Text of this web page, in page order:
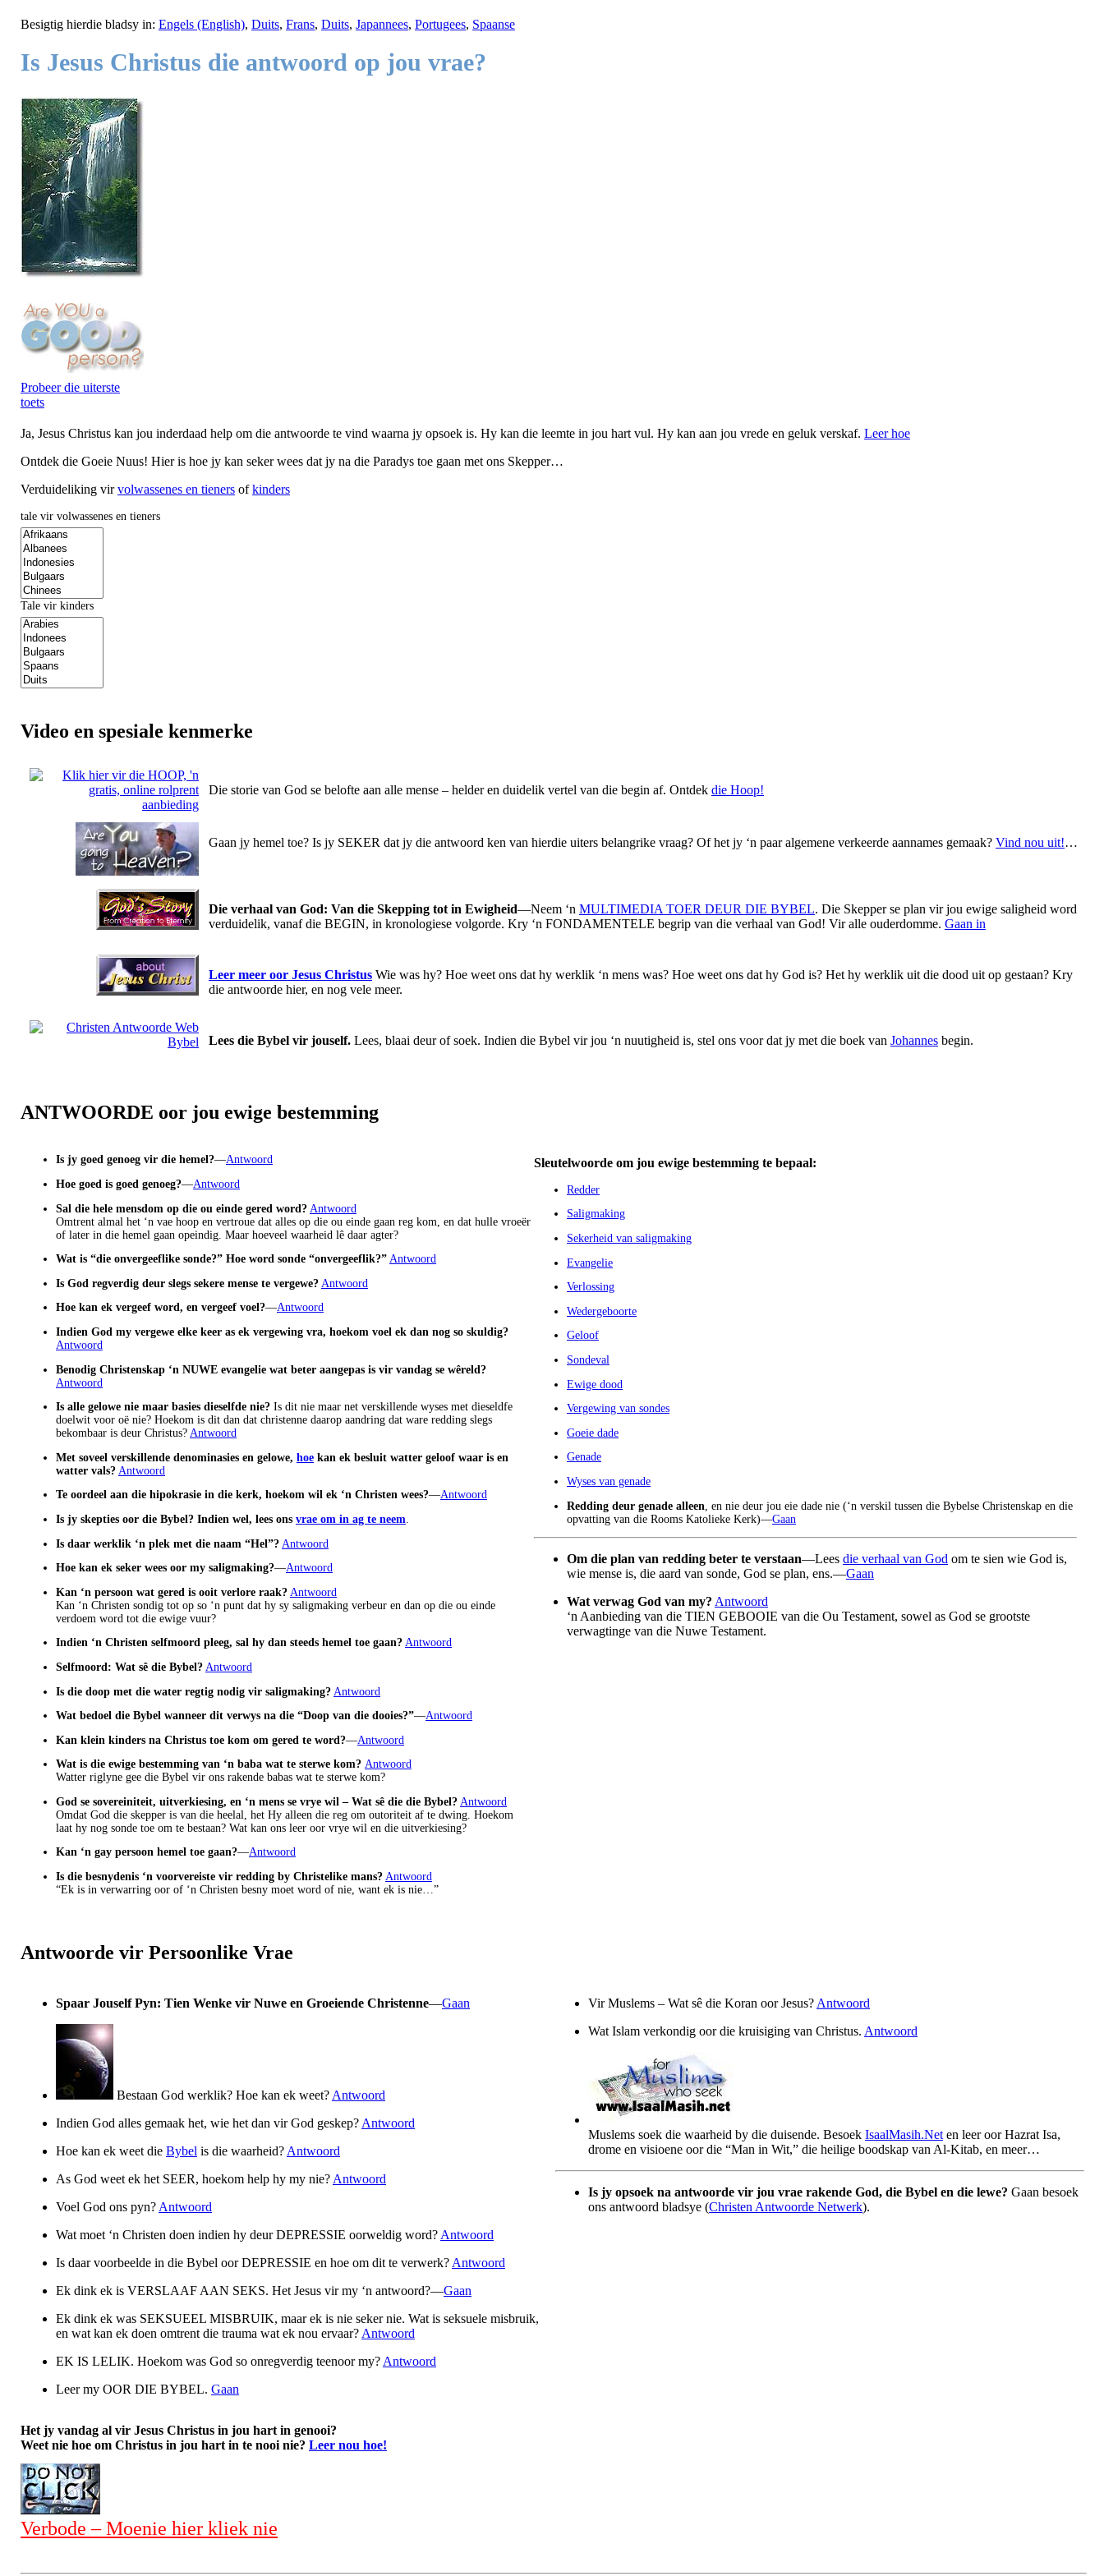
Besigtig hierdie bladsy in: Engels (English), Duits, Frans, Duits, Japannees, Portugees, Spaanse
Is Jesus Christus die antwoord op jou vrae?
Probeer die uiterste
toets
Ja, Jesus Christus kan jou inderdaad help om die antwoorde te vind waarna jy opsoek is. Hy kan die leemte in jou hart vul. Hy kan aan jou vrede en geluk verskaf. Leer hoe
Ontdek die Goeie Nuus! Hier is hoe jy kan seker wees dat jy na die Paradys toe gaan met ons Skepper…
Verduideliking virvolwassenes en tieners ofkinders
tale vir volwassenes en tieners
Tale vir kinders
Video en spesiale kenmerke
Die storie van God se belofte aan alle mense – helder en duidelik vertel van die begin af. Ontdek die Hoop!
Gaan jy hemel toe? Is jy SEKER dat jy die antwoord ken van hierdie uiters belangrike vraag? Of het jy ‘n paar algemene verkeerde aannames gemaak? Vind nou uit!…
Die verhaal van God: Van die Skepping tot in Ewigheid—Neem ‘n MULTIMEDIA TOER DEUR DIE BYBEL. Die Skepper se plan vir jou ewige saligheid word
verduidelik, vanaf die BEGIN, in kronologiese volgorde. Kry ‘n FONDAMENTELE begrip van die verhaal van God! Vir alle ouderdomme. Gaan in
Leer meer oor Jesus Christus Wie was hy? Hoe weet ons dat hy werklik ‘n mens was? Hoe weet ons dat hy God is? Het hy werklik uit die dood uit op gestaan? Kry
die antwoorde hier, en nog vele meer.
Lees die Bybel vir jouself. Lees, blaai deur of soek. Indien die Bybel vir jou ‘n nuutigheid is, stel ons voor dat jy met die boek van Johannes begin.
ANTWOORDE oor jou ewige bestemming
Is jy goed genoeg vir die hemel?—Antwoord
Hoe goed is goed genoeg?—Antwoord
Sal die hele mensdom op die ou einde gered word? Antwoord
Omtrent almal het ‘n vae hoop en vertroue dat alles op die ou einde gaan reg kom, en dat hulle vroeër
of later in die hemel gaan opeindig. Maar hoeveel waarheid lê daar agter?
Wat is “die onvergeeflike sonde?” Hoe word sonde “onvergeeflik?” Antwoord
Is God regverdig deur slegs sekere mense te vergewe? Antwoord
Hoe kan ek vergeef word, en vergeef voel?—Antwoord
Indien God my vergewe elke keer as ek vergewing vra, hoekom voel ek dan nog so skuldig?
Antwoord
Benodig Christenskap ‘n NUWE evangelie wat beter aangepas is vir vandag se wêreld?
Antwoord
Is alle gelowe nie maar basies dieselfde nie? Is dit nie maar net verskillende wyses met dieseldfe
doelwit voor oë nie? Hoekom is dit dan dat christenne daarop aandring dat ware redding slegs
bekombaar is deur Christus? Antwoord
Met soveel verskillende denominasies en gelowe, hoe kan ek besluit watter geloof waar is en
watter vals? Antwoord
Te oordeel aan die hipokrasie in die kerk, hoekom wil ek ‘n Christen wees?—Antwoord
Is jy skepties oor die Bybel? Indien wel, lees ons vrae om in ag te neem
Is daar werklik ‘n plek met die naam “Hel”? Antwoord
Hoe kan ek seker wees oor my saligmaking?—Antwoord
Kan ‘n persoon wat gered is ooit verlore raak? Antwoord
Kan ‘n Christen sondig tot op so ‘n punt dat hy sy saligmaking verbeur en dan op die ou einde
verdoem word tot die ewige vuur?
Indien ‘n Christen selfmoord pleeg, sal hy dan steeds hemel toe gaan? Antwoord
Selfmoord: Wat sê die Bybel? Antwoord
Is die doop met die water regtig nodig vir saligmaking? Antwoord
Wat bedoel die Bybel wanneer dit verwys na die “Doop van die dooies?”—Antwoord
Kan klein kinders na Christus toe kom om gered te word?—Antwoord
Wat is die ewige bestemming van ‘n baba wat te sterwe kom? Antwoord
Watter riglyne gee die Bybel vir ons rakende babas wat te sterwe kom?
God se sovereiniteit, uitverkiesing, en ‘n mens se vrye wil – Wat sê die die Bybel? Antwoord
Omdat God die skepper is van die heelal, het Hy alleen die reg om outoriteit af te dwing. Hoekom
laat hy nog sonde toe om te bestaan? Wat kan ons leer oor vrye wil en die uitverkiesing?
Kan ‘n gay persoon hemel toe gaan?—Antwoord
Is die besnydenis ‘n voorvereiste vir redding by Christelike mans? Antwoord
“Ek is in verwarring oor of ‘n Christen besny moet word of nie, want ek is nie…”
Sleutelwoorde om jou ewige bestemming te bepaal:
Redder
Saligmaking
Sekerheid van saligmaking
Evangelie
Verlossing
Wedergeboorte
Geloof
Sondeval
Ewige dood
Vergewing van sondes
Goeie dade
Genade
Wyses van genade
Redding deur genade alleen , en nie deur jou eie dade nie (‘n verskil tussen die Bybelse Christenskap en die
opvatting van die Rooms Katolieke Kerk)—Gaan
Om die plan van redding beter te verstaan—Lees die verhaal van God om te sien wie God is,
wie mense is, die aard van sonde, God se plan, ens.—Gaan
Wat verwag God van my? Antwoord
‘n Aanbieding van die TIEN GEBOOIE van die Ou Testament, sowel as God se grootste
verwagtinge van die Nuwe Testament.
Antwoorde vir Persoonlike Vrae
Spaar Jouself Pyn: Tien Wenke vir Nuwe en Groeiende Christenne—Gaan
Bestaan God werklik? Hoe kan ek weet? Antwoord
Indien God alles gemaak het, wie het dan vir God geskep? Antwoord
Hoe kan ek weet die Bybel is die waarheid? Antwoord
As God weet ek het SEER, hoekom help hy my nie? Antwoord
Voel God ons pyn? Antwoord
Wat moet ‘n Christen doen indien hy deur DEPRESSIE oorweldig word? Antwoord
Is daar voorbeelde in die Bybel oor DEPRESSIE en hoe om dit te verwerk? Antwoord
Ek dink ek is VERSLAAF AAN SEKS. Het Jesus vir my ‘n antwoord?—Gaan
Ek dink ek was SEKSUEEL MISBRUIK, maar ek is nie seker nie. Wat is seksuele misbruik,
en wat kan ek doen omtrent die trauma wat ek nou ervaar? Antwoord
EK IS LELIK. Hoekom was God so onregverdig teenoor my? Antwoord
Leer my OOR DIE BYBEL. Gaan
Vir Muslems – Wat sê die Koran oor Jesus? Antwoord
Wat Islam verkondig oor die kruisiging van Christus. Antwoord
Muslems soek die waarheid by die duisende. Besoek IsaalMasih.Net en leer oor Hazrat Isa,
drome en visioene oor die “Man in Wit,” die heilige boodskap van Al-Kitab, en meer…
Is jy opsoek na antwoorde vir jou vrae rakende God, die Bybel en die lewe? Gaan besoek
ons antwoord bladsye (Christen Antwoorde Netwerk).
Het jy vandag al vir Jesus Christus in jou hart in genooi?
Weet nie hoe om Christus in jou hart in te nooi nie? Leer nou hoe!
Verbode – Moenie hier kliek nie